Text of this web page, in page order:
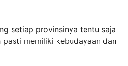
setiap provinsinya tentu saja
memiliki kebudayaan dan